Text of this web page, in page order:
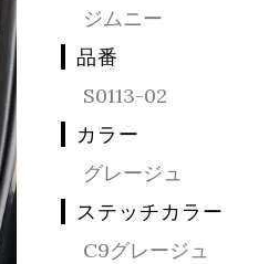
ジムニー
品番
S0113-02
カラー
グレージュ
ステッチカラー
C9グレージュ